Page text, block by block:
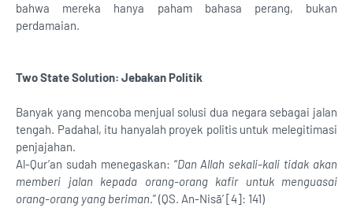
bahwa mereka hanya paham bahasa perang, bukan
perdamaian.
Two State Solution: Jebakan Politik
Banyak yang mencoba menjual solusi dua negara sebagai jalan
tengah. Padahal, itu hanyalah proyek politis untuk melegitimasi
penjajahan.
Al-Qur’an sudah menegaskan: “Dan Allah sekali-kali tidak akan
memberi jalan kepada orang-orang kafir untuk menguasai
orang-orang yang beriman.” (QS. An-Nisā’ [4]: 141)